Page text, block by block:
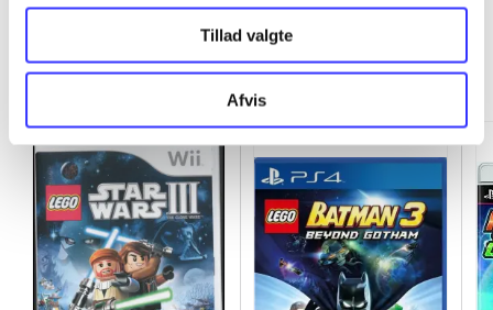
Tillad valgte
Afvis
Minder om